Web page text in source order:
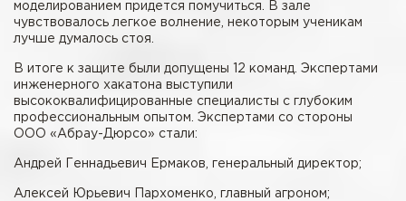
моделированием придется помучиться. В зале
чувствовалось легкое волнение, некоторым ученикам
лучше думалось стоя.
В итоге к защите были допущены 12 команд. Экспертами
инженерного хакатона выступили
высококвалифицированные специалисты с глубоким
профессиональным опытом. Экспертами со стороны
ООО «Абрау-Дюрсо» стали:
Андрей Геннадьевич Ермаков, генеральный директор;
Алексей Юрьевич Пархоменко, главный агроном;